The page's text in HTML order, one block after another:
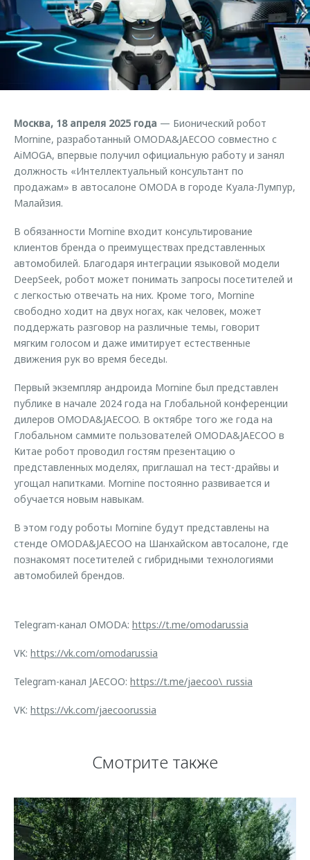
Страхование
Кредитный калькулятор
Аксессуары
Одежда и сувениры
Запчасти
Трейд-ин
Калькулятор трейд-ин
Дополнительная техническая поддержка
Руководства по эксплуатации
Клиентская поддержка
Приложение O&J
Аксессуары
Одежда и сувениры
Оригинальные аксессуары
Запчасти
Обратная связь
Москва, 18 апреля 2025 года — Бионический робот
Mornine, разработанный OMODA&JAECOO совместно с
AiMOGA, впервые получил официальную работу и занял
должность «Интеллектуальный консультант по
продажам» в автосалоне OMODA в городе Куала-Лумпур,
Малайзия.
В обязанности Mornine входит консультирование
клиентов бренда о преимуществах представленных
автомобилей. Благодаря интеграции языковой модели
DeepSeek, робот может понимать запросы посетителей и
с легкостью отвечать на них. Кроме того, Mornine
свободно ходит на двух ногах, как человек, может
поддержать разговор на различные темы, говорит
мягким голосом и даже имитирует естественные
движения рук во время беседы.
Первый экземпляр андроида Mornine был представлен
публике в начале 2024 года на Глобальной конференции
дилеров OMODA&JAECOO. В октябре того же года на
Глобальном саммите пользователей OMODA&JAECOO в
Китае робот проводил гостям презентацию о
представленных моделях, приглашал на тест-драйвы и
угощал напитками. Mornine постоянно развивается и
обучается новым навыкам.
В этом году роботы Mornine будут представлены на
стенде OMODA&JAECOO на Шанхайском автосалоне, где
познакомят посетителей с гибридными технологиями
автомобилей брендов.
Telegram-канал OMODA: https://t.me/omodarussia
VK: https://vk.com/omodarussia
Telegram-канал JAECOO: https://t.me/jaecoo\_russia
VK: https://vk.com/jaecoorussia
Смотрите также